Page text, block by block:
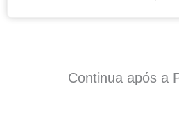
Continua após a